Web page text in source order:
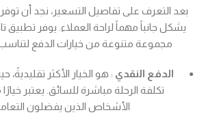
بعد التعرف على تفاصيل التسعير، نجد أن
يشكل جانباً مهماً لراحة العملاء. يوفر تطبيق
مجموعة متنوعة من خيارات الدفع لتناسب
الدفع النقدي : هو الخيار الأكثر
تكلفة الرحلة مباشرة للسائق. يعتبر
الأشخاص الذين يفضلون